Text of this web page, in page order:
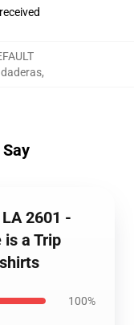
,
2601 -
a Trip
100%